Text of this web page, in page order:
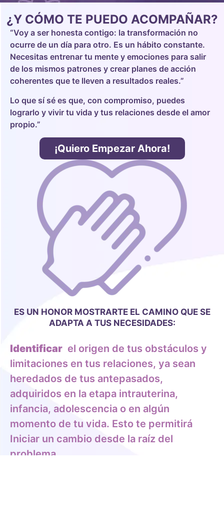
¿Y CÓMO TE PUEDO ACOMPAÑAR?
“Voy a ser honesta contigo: la transformación no
ocurre de un día para otro. Es un hábito constante.
Necesitas entrenar tu mente y emociones para salir
de los mismos patrones y crear planes de acción
coherentes que te lleven a resultados reales.”
Lo que sí sé es que, con compromiso, puedes
lograrlo y vivir tu vida y tus relaciones desde el amor
propio.”
¡Quiero Empezar Ahora!
ES UN HONOR MOSTRARTE EL CAMINO QUE SE
ADAPTA A TUS NECESIDADES:
Identificar el origen de tus obstáculos y
limitaciones en tus relaciones, ya sean
heredados de tus antepasados,
adquiridos en la etapa intrauterina,
infancia, adolescencia o en algún
momento de tu vida. Esto te permitirá
Iniciar un cambio desde la raíz del
problema.